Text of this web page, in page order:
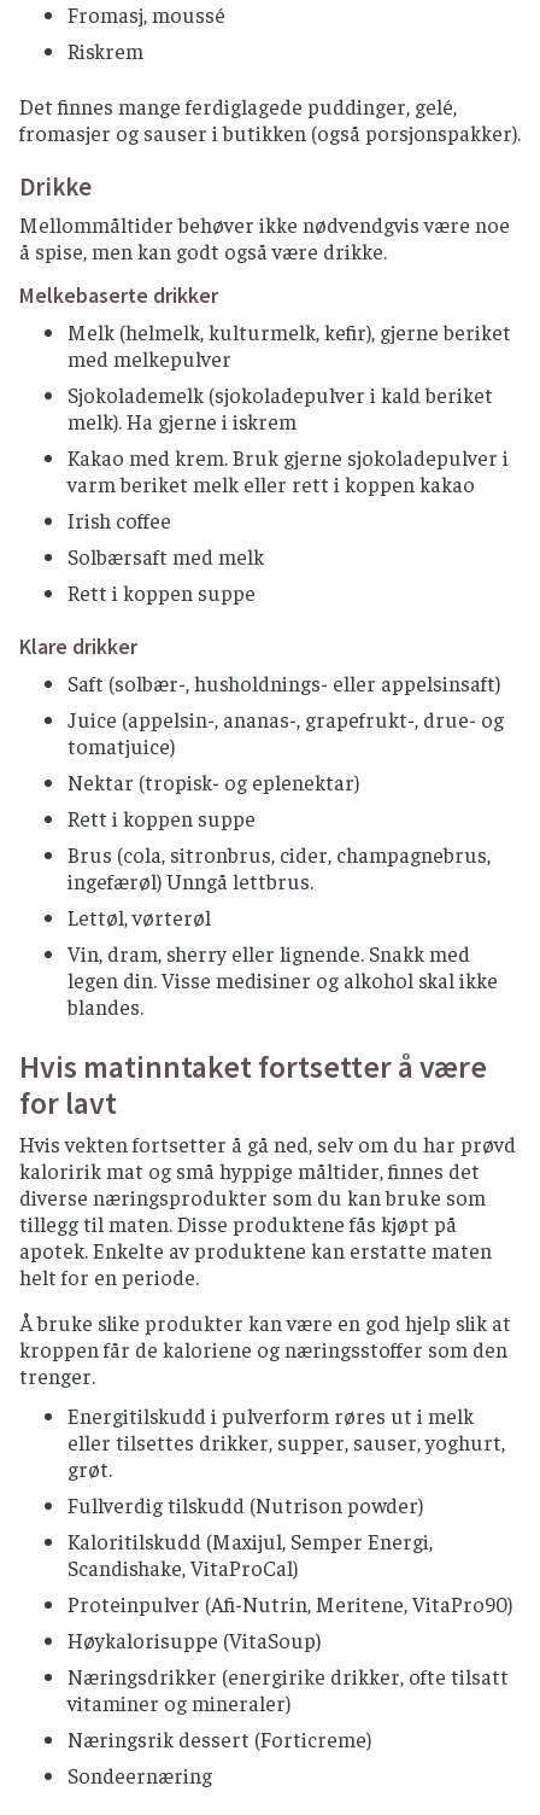
Fromasj, moussé
Riskrem
Det finnes mange ferdiglagede puddinger, gelé,
fromasjer og sauser i butikken (også porsjonspakker).
Drikke
Mellommåltider behøver ikke nødvendgvis være noe
å spise, men kan godt også være drikke.
Melkebaserte drikker
Melk (helmelk, kulturmelk, kefir), gjerne beriket
med melkepulver
Sjokolademelk (sjokoladepulver i kald beriket
melk). Ha gjerne i iskrem
Kakao med krem. Bruk gjerne sjokoladepulver i
varm beriket melk eller rett i koppen kakao
Irish coffee
Solbærsaft med melk
Rett i koppen suppe
Klare drikker
Saft (solbær-, husholdnings- eller appelsinsaft)
Juice (appelsin-, ananas-, grapefrukt-, drue- og
tomatjuice)
Nektar (tropisk- og eplenektar)
Rett i koppen suppe
Brus (cola, sitronbrus, cider, champagnebrus,
ingefærøl) Unngå lettbrus.
Lettøl, vørterøl
Vin, dram, sherry eller lignende. Snakk med
legen din. Visse medisiner og alkohol skal ikke
blandes.
Hvis matinntaket fortsetter å være
for lavt
Hvis vekten fortsetter å gå ned, selv om du har prøvd
kaloririk mat og små hyppige måltider, finnes det
diverse næringsprodukter som du kan bruke som
tillegg til maten. Disse produktene fås kjøpt på
apotek. Enkelte av produktene kan erstatte maten
helt for en periode.
Å bruke slike produkter kan være en god hjelp slik at
kroppen får de kaloriene og næringsstoffer som den
trenger.
Energitilskudd i pulverform røres ut i melk
eller tilsettes drikker, supper, sauser, yoghurt,
grøt.
Fullverdig tilskudd (Nutrison powder)
Kaloritilskudd (Maxijul, Semper Energi,
Scandishake, VitaProCal)
Proteinpulver (Afi-Nutrin, Meritene, VitaPro90)
Høykalorisuppe (VitaSoup)
Næringsdrikker (energirike drikker, ofte tilsatt
vitaminer og mineraler)
Næringsrik dessert (Forticreme)
Sondeernæring